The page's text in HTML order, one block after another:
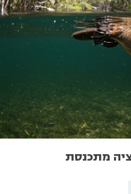
מתכנסת